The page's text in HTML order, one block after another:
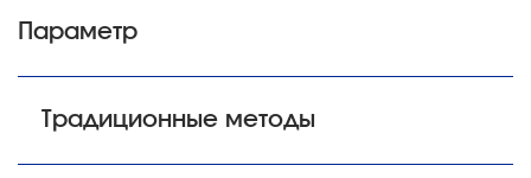
Параметр
Традиционные методы